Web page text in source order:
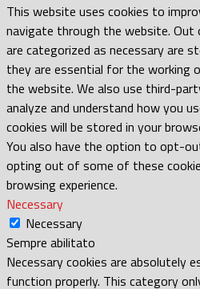
This website uses cookies to
navigate through the website.
are categorized as necessary are
they are essential for the working
the website. We also use third-
analyze and understand how you
cookies will be stored in your
You also have the option to opt-
opting out of some of these
browsing experience.
Necessary
Necessary
Sempre abilitato
Necessary cookies are absolutely
function properly. This category